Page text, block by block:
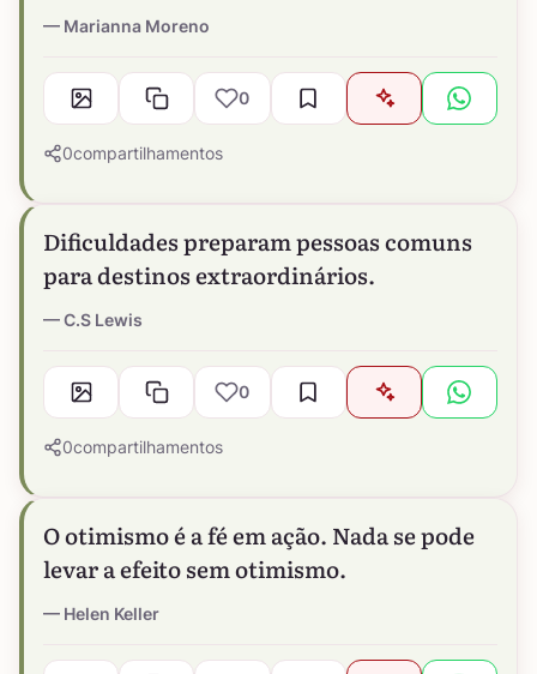
Marianna Moreno
0
0compartilhamentos
Dificuldades preparam pessoas comuns
para destinos extraordinários.
C.S Lewis
0
0compartilhamentos
O otimismo é a fé em ação. Nada se pode
levar a efeito sem otimismo.
Helen Keller